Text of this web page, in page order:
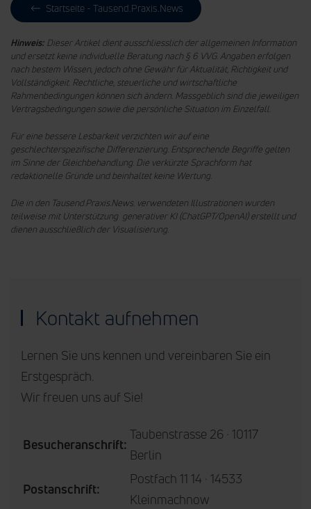
Startseite - Tausend.Praxis.News
Hinweis: Dieser Artikel dient ausschliesslich der allgemeinen Information
und ersetzt keine individuelle Beratung nach § 6 VVG. Angaben erfolgen
nach bestem Wissen, jedoch ohne Gewähr für Aktualität, Richtigkeit und
Vollständigkeit. Rechtliche, steuerliche und wirtschaftliche
Rahmenbedingungen können sich ändern. Massgeblich sind die jeweiligen
Vertragsbedingungen sowie die persönliche Situation im Einzelfall.
Für eine bessere Lesbarkeit verzichten wir auf eine
geschlechterspezifische Differenzierung. Entsprechende Begriffe gelten
im Sinne der Gleichbehandlung. Die verkürzte Sprachform hat
redaktionelle Gründe und beinhaltet keine Wertung.
Die in den Tausend.Praxis.News. verwendeten Illustrationen wurden
teilweise mit Unterstützung generativer KI (ChatGPT/OpenAI) erstellt und
dienen ausschließlich der Visualisierung.
Kontakt aufnehmen
Lernen Sie uns kennen und vereinbaren Sie ein
Erstgespräch.
Wir freuen uns auf Sie!
Besucheranschrift:
Taubenstrasse 26 · 10117
Berlin
Postanschrift:
Postfach 11 14 · 14533
Kleinmachnow